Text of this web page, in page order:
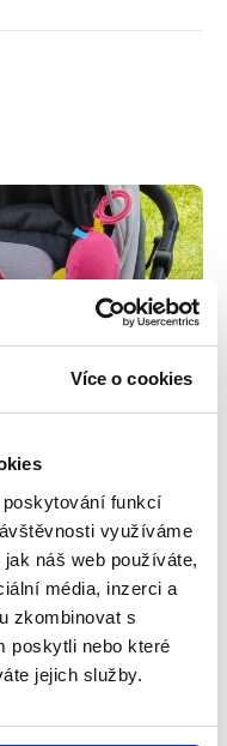
Více o cookies
funkcí
využíváme
náš web používáte,
média, inzerci a
zkombinovat s
poskytli nebo které
jejich služby.